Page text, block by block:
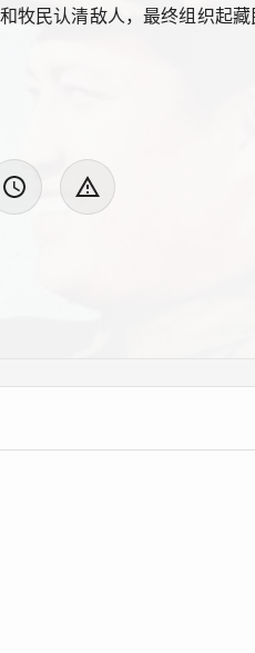
牧民认清敌人，最终组织起